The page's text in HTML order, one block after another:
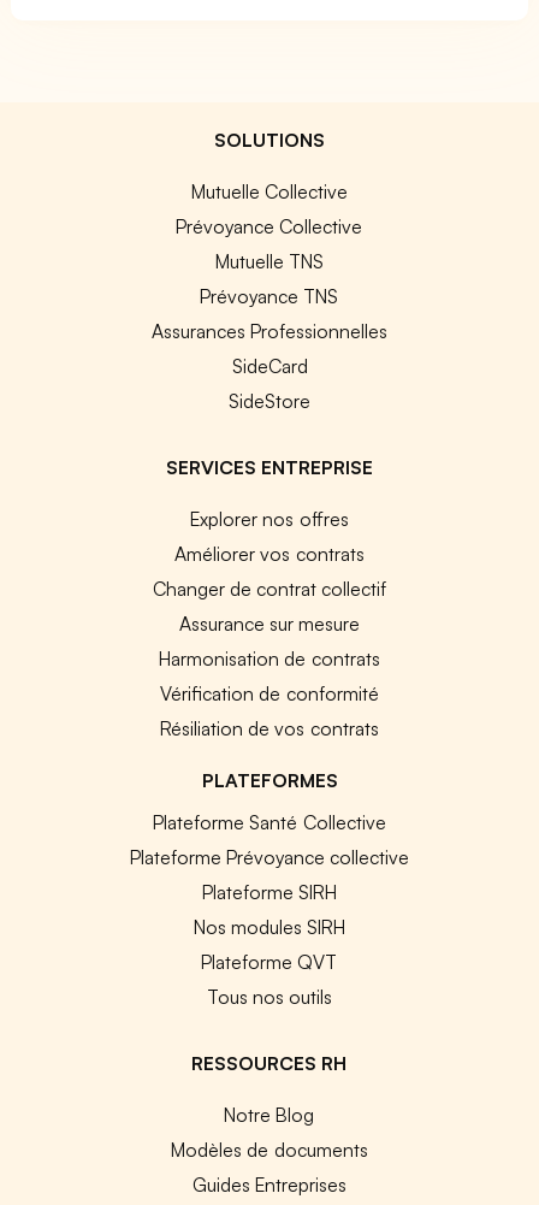
SOLUTIONS
Mutuelle Collective
Prévoyance Collective
Mutuelle TNS
Prévoyance TNS
Assurances Professionnelles
SideCard
SideStore
SERVICES ENTREPRISE
Explorer nos offres
Améliorer vos contrats
Changer de contrat collectif
Assurance sur mesure
Harmonisation de contrats
Vérification de conformité
Résiliation de vos contrats
PLATEFORMES
Plateforme Santé Collective
Plateforme Prévoyance collective
Plateforme SIRH
Nos modules SIRH
Plateforme QVT
Tous nos outils
RESSOURCES RH
Notre Blog
Modèles de documents
Guides Entreprises